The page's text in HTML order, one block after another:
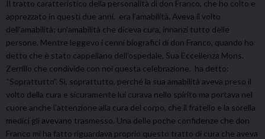
Il tratto caratteristico della personalità di don Franco, che ho colto e
apprezzato in questi due anni, era l’amabilità. Aveva il volto
dell’amabilità; un’amabilità che diceva cura, innanzi tutto delle
persone. Mentre leggevo i cenni biografici di don Franco, quando ho
detto che è stato cappellano dell’ospedale, Sua Eccellenza Mons.
Zerrillo che condivide con noi questa celebrazione, ha detto:
“Soprattutto”. Sì, soprattutto, perché la sua amabilità aveva preso il
volto della cura e sicuramente lui curava nello spirito ma portava nel
cuore anche l’attenzione alla cura del corpo, che il fratello e la sorella
medici gli avevano trasmesso. Una delle poche confidenze che don
Franco mi ha fatto riguardava proprio questo tratto di cura che aveva